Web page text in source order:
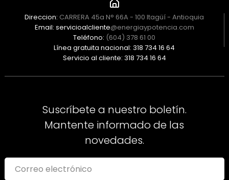
Direccion: CARRERA 45a N° 66A - 100 Itagüí - Antioquia
Email: servicioalcliente@energiaypotencia.com
Teléfono: (604) 378 61 00
Línea gratuita nacional: 318 734 16 64
Servicio al cliente: 318 734 16 64
Suscríbete a nuestro boletín.
Mantente informado de las
novedades.